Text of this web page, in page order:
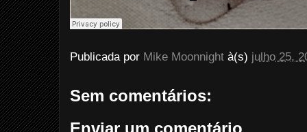
Publicada por Mike Moonnight à(s) julho 25,
Sem comentários:
Enviar um comentário